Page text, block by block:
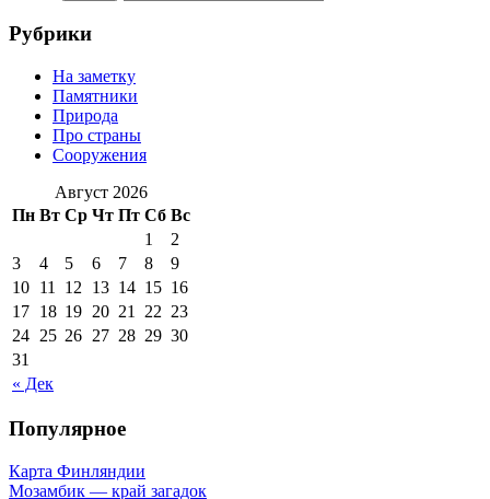
Рубрики
На заметку
Памятники
Природа
Про страны
Сооружения
Август 2026
Пн Вт Ср Чт Пт Сб Вс
« Дек
1
2
3
4 5 6 7 8
9
10 11 12 13 14 15 16
17 18 19 20 21 22 23
24 25 26 27 28 29 30
31
Популярное
Карта Финляндии
Мозамбик — край загадок